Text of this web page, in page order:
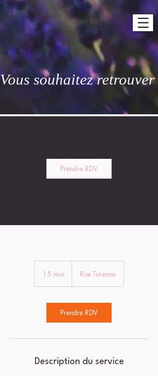
Vous souhaitez
Prendre RDV
15 min
i
n
Rue Turenne
Prendre RDV
Description du service